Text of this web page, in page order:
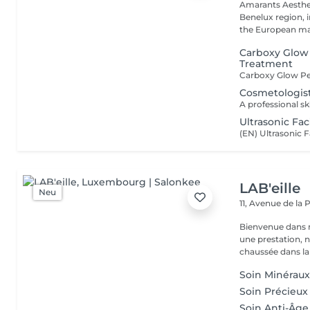
Amarants
Benelux region,
the European
Carboxy
Treatment
Ultrasonic
Neu LAB'eille
11, Avenue de la
Bienvenue
une prestation,
chaussée dans
Soin Minéraux
Soin Précieux